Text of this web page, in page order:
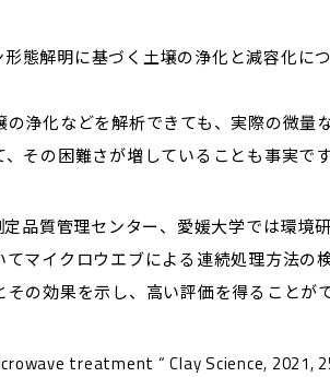
態解明に基づく土壌の浄化と減容化に
浄化などを解析できても、実際の微量
その困難さが増していることも事実です
品質管理センター、愛媛大学では環境
マイクロウエブによる連続処理方法の
の効果を示し、高い評価を得ることが
treatment “ Clay Science, 2021,